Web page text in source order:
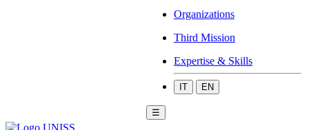
Organizations
Third Mission
Expertise & Skills
IT EN
☰